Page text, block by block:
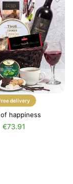
delivery
happiness
€73.91